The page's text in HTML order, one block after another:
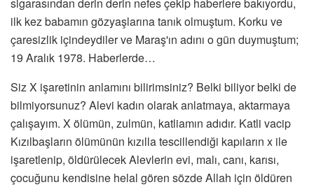
sigarasından derin derin nefes çekip haberlere bakıyordu,
ilk kez babamın gözyaşlarına tanık olmuştum. Korku ve
çaresizlik içindeydiler ve Maraş'ın adını o gün duymuştum;
19 Aralık 1978. Haberlerde…
Siz X işaretinin anlamını bilirimsiniz? Belki biliyor belki de
bilmiyorsunuz? Alevi kadın olarak anlatmaya, aktarmaya
çalışayım. X ölümün, zulmün, katliamın adıdır. Katli vacip
Kızılbaşların ölümünün kızılla tescillendiği kapıların x ile
işaretlenip, öldürülecek Alevlerin evi, malı, canı, karısı,
çocuğunu kendisine helal gören sözde Allah için öldüren